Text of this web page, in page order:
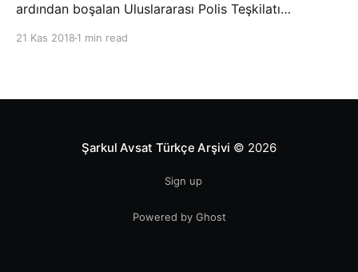
ardından boşalan Uluslararası Polis Teşkilatı
21 Kas 2018 1 min read
Şarkul Avsat Türkçe Arşivi © 2026
Sign up
Powered by Ghost